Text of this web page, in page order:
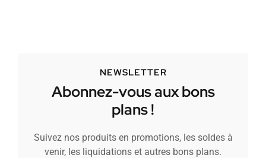
NEWSLETTER
Abonnez-vous aux bons
plans !
Suivez nos produits en promotions, les soldes à
venir, les liquidations et autres bons plans.